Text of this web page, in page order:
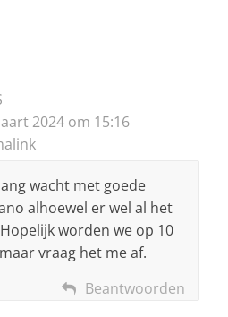
2024 om 15:16
wacht met goede
alhoewel er wel al het
worden we op 10
vraag het me af.
Beantwoorden